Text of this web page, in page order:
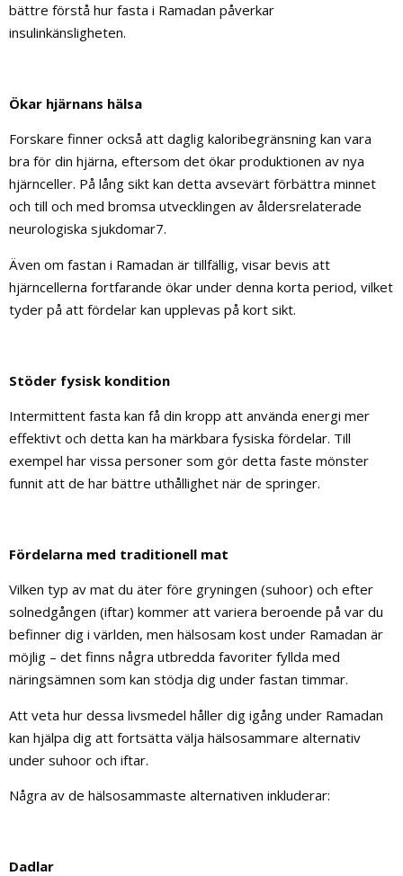
bättre förstå hur fasta i Ramadan påverkar
insulinkänsligheten.
Ökar hjärnans hälsa
Forskare finner också att daglig kaloribegränsning kan vara
bra för din hjärna, eftersom det ökar produktionen av nya
hjärnceller. På lång sikt kan detta avsevärt förbättra minnet
och till och med bromsa utvecklingen av åldersrelaterade
neurologiska sjukdomar7.
Även om fastan i Ramadan är tillfällig, visar bevis att
hjärncellerna fortfarande ökar under denna korta period, vilket
tyder på att fördelar kan upplevas på kort sikt.
Stöder fysisk kondition
Intermittent fasta kan få din kropp att använda energi mer
effektivt och detta kan ha märkbara fysiska fördelar. Till
exempel har vissa personer som gör detta faste mönster
funnit att de har bättre uthållighet när de springer.
Fördelarna med traditionell mat
Vilken typ av mat du äter före gryningen (suhoor) och efter
solnedgången (iftar) kommer att variera beroende på var du
befinner dig i världen, men hälsosam kost under Ramadan är
möjlig – det finns några utbredda favoriter fyllda med
näringsämnen som kan stödja dig under fastan timmar.
Att veta hur dessa livsmedel håller dig igång under Ramadan
kan hjälpa dig att fortsätta välja hälsosammare alternativ
under suhoor och iftar.
Några av de hälsosammaste alternativen inkluderar:
Dadlar